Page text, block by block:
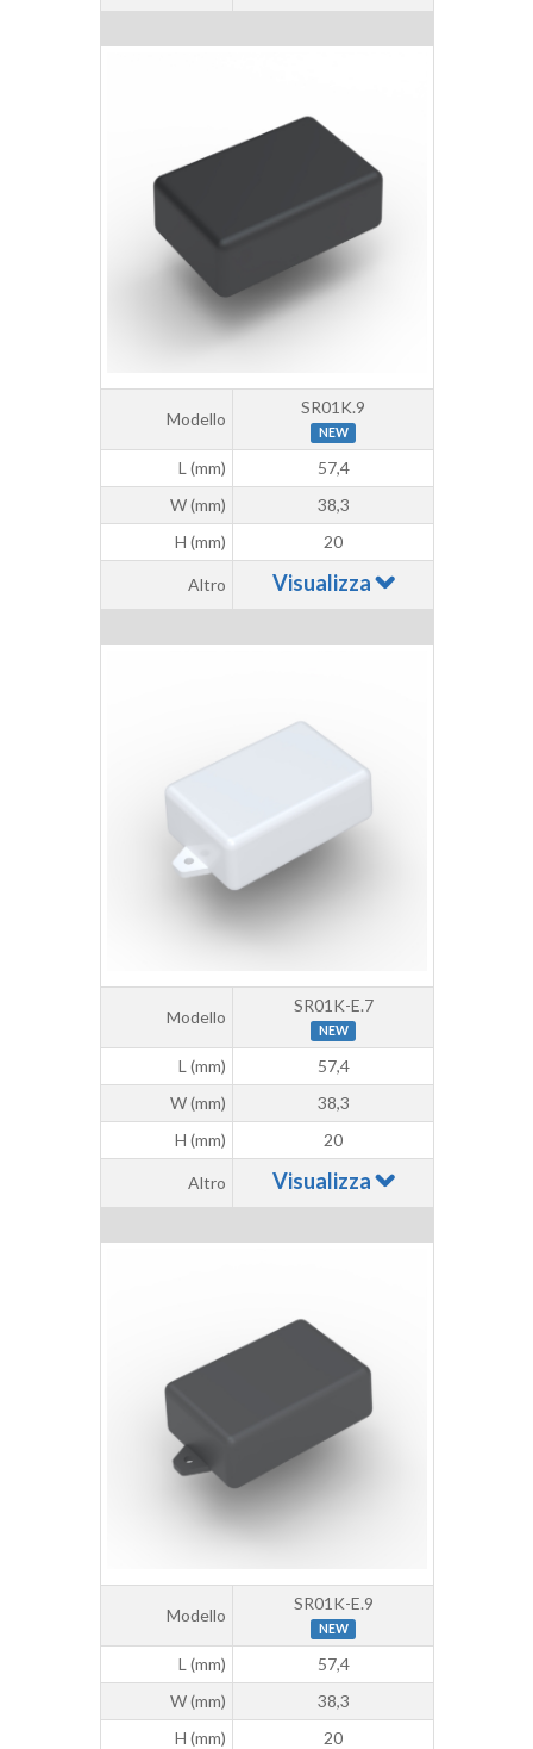
Modello
SR01K.9
NEW
L (mm)
57,4
W (mm)
38,3
H (mm)
20
Altro Visualizza
Modello
SR01K-E.7
NEW
L (mm)
57,4
W (mm)
38,3
H (mm)
20
Altro Visualizza
Modello
SR01K-E.9
NEW
L (mm)
57,4
W (mm)
38,3
H (mm)
20